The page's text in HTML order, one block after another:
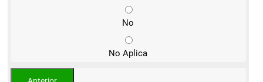
No
No Aplica